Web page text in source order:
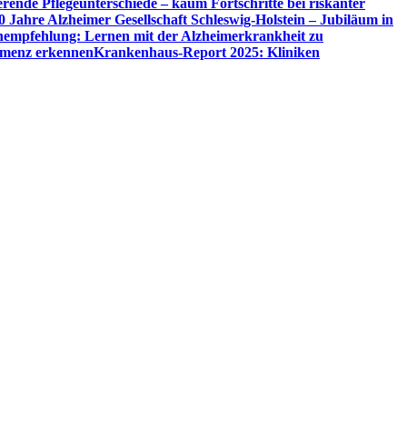
Pflegeunterschiede – kaum Fortschritte bei riskanter
Jahre Alzheimer Gesellschaft Schleswig-Holstein – Jubiläum in
Lernen mit der Alzheimerkrankheit zu
erkennenKrankenhaus-Report 2025: Kliniken